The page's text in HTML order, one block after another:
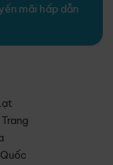
mãi hấp dẫn